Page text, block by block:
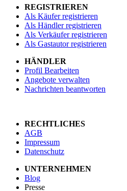
REGISTRIEREN
Als Käufer registrieren
Als Händler registrieren
Als Verkäufer registrieren
Als Gastautor registrieren
HÄNDLER
Profil Bearbeiten
Angebote verwalten
Nachrichten beantworten
RECHTLICHES
AGB
Impressum
Datenschutz
UNTERNEHMEN
Blog
Presse